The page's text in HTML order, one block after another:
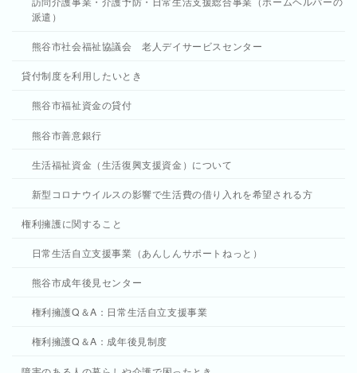
派遣）
熊谷市社会福祉協議会 老人デイサービスセンター
貸付制度を利用したいとき
熊谷市福祉資金の貸付
熊谷市善意銀行
生活福祉資金（生活復興支援資金）について
新型コロナウイルスの影響で生活費の借り入れを希望される方
権利擁護に関すること
日常生活自立支援事業（あんしんサポートねっと）
熊谷市成年後見センター
権利擁護Q＆A：日常生活自立支援事業
権利擁護Q＆A：成年後見制度